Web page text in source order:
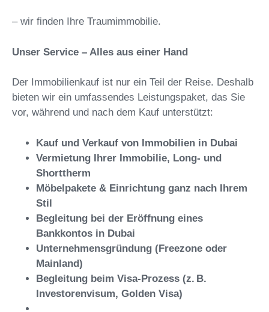
– wir finden Ihre Traumimmobilie.
Unser Service – Alles aus einer Hand
Der Immobilienkauf ist nur ein Teil der Reise. Deshalb
bieten wir ein umfassendes Leistungspaket, das Sie
vor, während und nach dem Kauf unterstützt:
Kauf und Verkauf von Immobilien in Dubai
Vermietung Ihrer Immobilie, Long- und
Shorttherm
Möbelpakete & Einrichtung ganz nach Ihrem
Stil
Begleitung bei der Eröffnung eines
Bankkontos in Dubai
Unternehmensgründung (Freezone oder
Mainland)
Begleitung beim Visa-Prozess (z. B.
Investorenvisum, Golden Visa)